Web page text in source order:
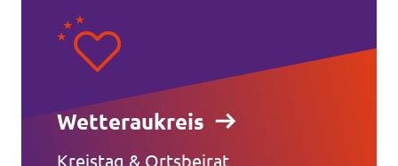
Wetteraukreis
Kreistag & Ortsbeirat